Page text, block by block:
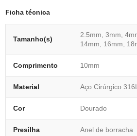
Ficha técnica
Tamanho(s)
2.5mm, 3mm,
14mm, 16mm,
Comprimento 10mm
Material Aço Cirúrgico 316L
Cor Dourado
Presilha Anel de borracha